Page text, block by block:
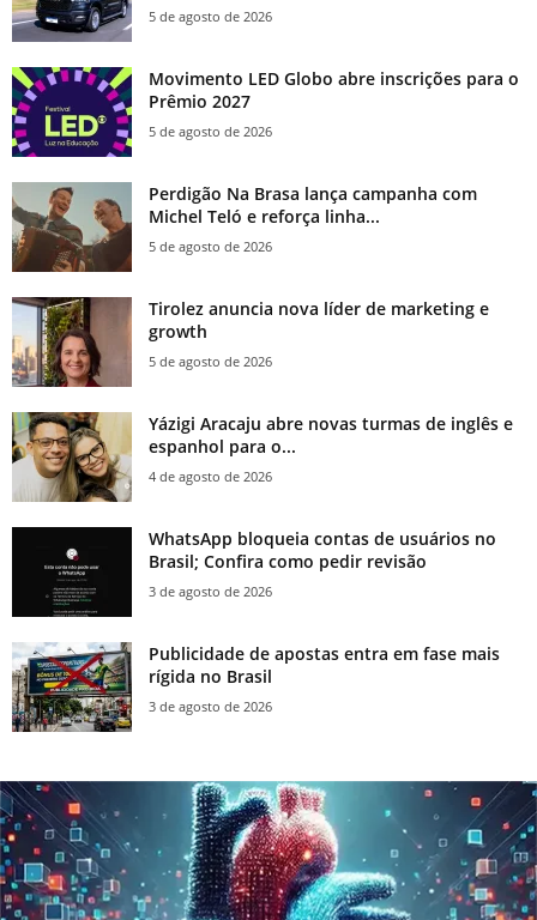
5 de agosto de 2026
Movimento LED Globo abre inscrições para o
Prêmio 2027
5 de agosto de 2026
Perdigão Na Brasa lança campanha com
Michel Teló e reforça linha...
5 de agosto de 2026
Tirolez anuncia nova líder de marketing e
growth
5 de agosto de 2026
Yázigi Aracaju abre novas turmas de inglês e
espanhol para o...
4 de agosto de 2026
WhatsApp bloqueia contas de usuários no
Brasil; Confira como pedir revisão
3 de agosto de 2026
Publicidade de apostas entra em fase mais
rígida no Brasil
3 de agosto de 2026